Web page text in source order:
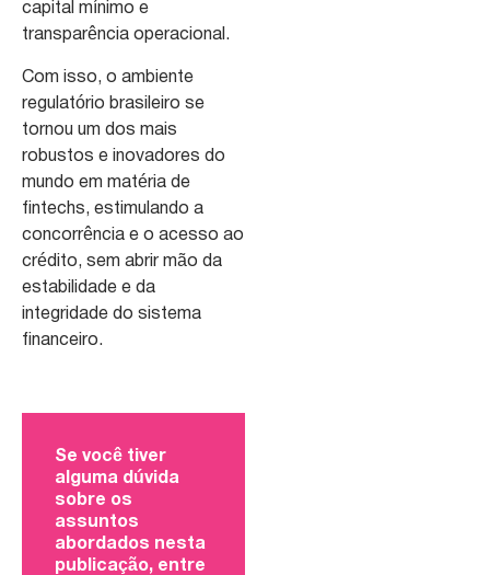
capital mínimo e
transparência operacional.
Com isso, o ambiente
regulatório brasileiro se
tornou um dos mais
robustos e inovadores do
mundo em matéria de
fintechs, estimulando a
concorrência e o acesso ao
crédito, sem abrir mão da
estabilidade e da
integridade do sistema
financeiro.
Se você tiver
alguma dúvida
sobre os
assuntos
abordados nesta
publicação, entre